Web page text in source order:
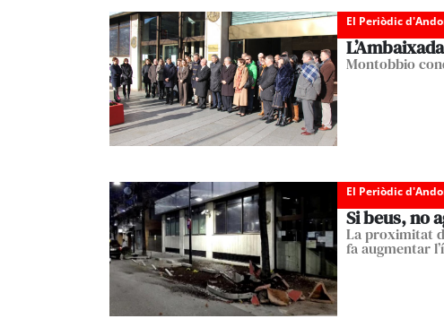
El Periòdic
Montobbio
El Periòdic
Si beus, no
La proximitat
fa augmentar